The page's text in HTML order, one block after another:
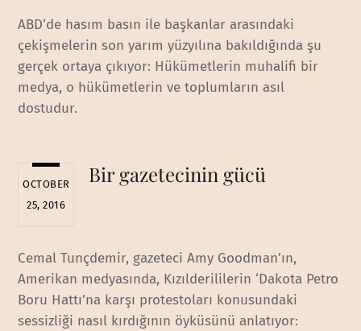
ABD’de hasım basın ile başkanlar arasındaki
çekişmelerin son yarım yüzyılına bakıldığında şu
gerçek ortaya çıkıyor: Hükümetlerin muhalifi bir
medya, o hükümetlerin ve toplumların asıl
dostudur.
OCTOBER
25, 2016
Bir gazetecinin gücü
Cemal Tunçdemir, gazeteci Amy Goodman’ın,
Amerikan medyasında, Kızılderililerin ‘Dakota Petro
Boru Hattı’na karşı protestoları konusundaki
sessizliği nasıl kırdığının öyküsünü anlatıyor: